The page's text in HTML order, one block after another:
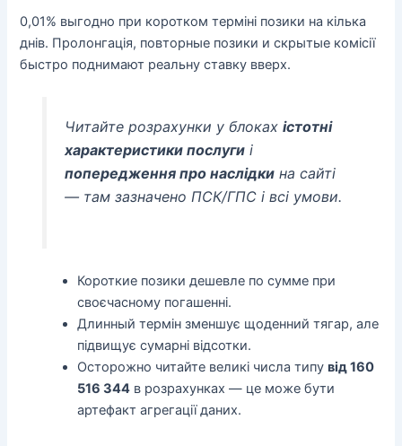
0,01% выгодно при коротком терміні позики на кілька
днів. Пролонгація, повторные позики и скрытые комісії
быстро поднимают реальну ставку вверх.
Читайте розрахунки у блоках істотні
характеристики послугиі
попередження про наслідкина сайті
— там зазначено ПСК/ГПС і всі умови.
Короткие позики дешевле по сумме при
своєчасному погашенні.
Длинный термін зменшує щоденний тягар, але
підвищує сумарні відсотки.
Осторожно читайте великі числа типувід 160
516 344 в розрахунках — це може бути
артефакт агрегації даних.